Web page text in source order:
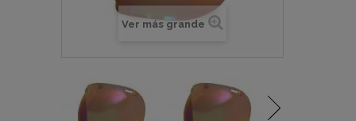
Ver más grande